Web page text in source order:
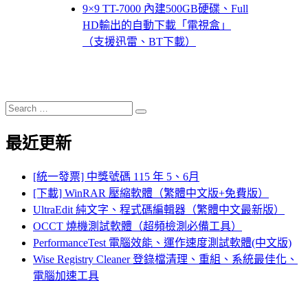
9×9 TT-7000 內建500GB硬碟、Full
HD輸出的自動下載「電視盒」
（支援迅雷、BT下載）
Search
for:
Search
最近更新
[統一發票] 中獎號碼 115 年 5、6月
[下載] WinRAR 壓縮軟體（繁體中文版+免費版）
UltraEdit 純文字、程式碼編輯器（繁體中文最新版）
OCCT 燒機測試軟體（超頻檢測必備工具）
PerformanceTest 電腦效能、運作速度測試軟體(中文版)
Wise Registry Cleaner 登錄檔清理、重組、系統最佳化、
電腦加速工具